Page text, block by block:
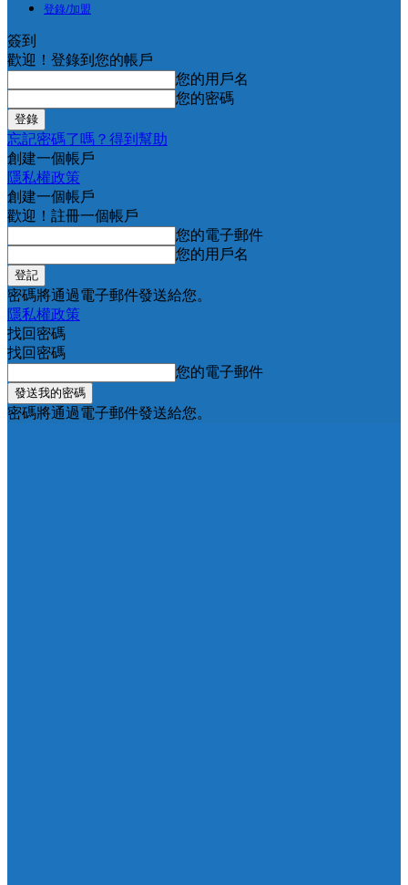
登錄/加盟
簽到
歡迎！登錄到您的帳戶
您的用戶名
您的密碼
忘記密碼了嗎？得到幫助
創建一個帳戶
隱私權政策
創建一個帳戶
歡迎！註冊一個帳戶
您的電子郵件
您的用戶名
密碼將通過電子郵件發送給您。
隱私權政策
找回密碼
找回密碼
您的電子郵件
密碼將通過電子郵件發送給您。